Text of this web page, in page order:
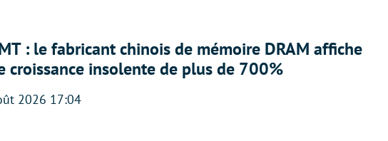
: le fabricant chinois de mémoire DRAM affiche
croissance insolente de plus de 700%
2026 17:04